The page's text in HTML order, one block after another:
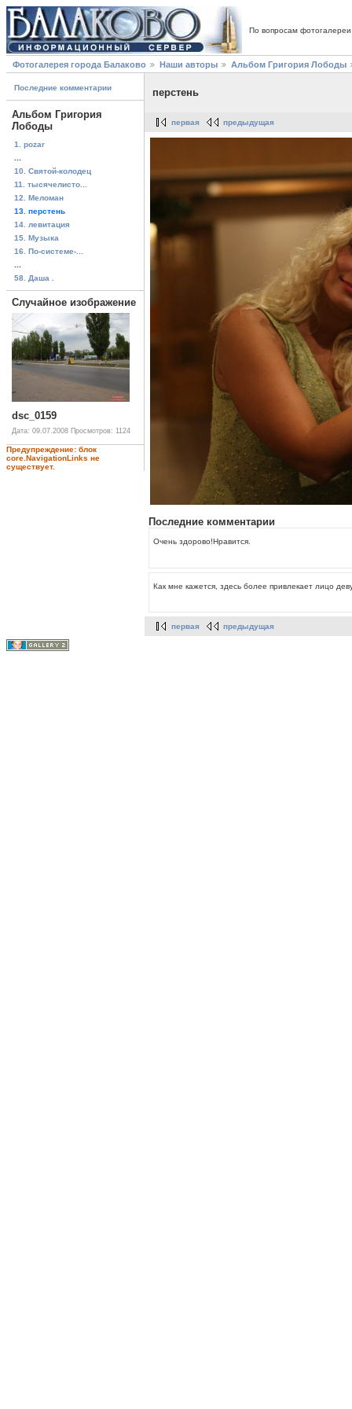
По вопросам
Фотогалерея города Балаково Наши авторы Альбом Григория Лободы
Последние комментарии
Альбом Григория
Лободы
1. pozar
10. Святой-колодец
11. тысячелисто...
12. Меломан
13. перстень
14. левитация
15. Музыка
16. По-системе-...
58. Даша .
Случайное изображение
dsc_0159
Дата: 09.07.2008 Просмотров: 1124
Предупреждение: блок
core.NavigationLinks не
существует.
перстень
первая предыдущая
Последние комментарии
Очень здорово!Нравится.
Как мне кажется, здесь более привлекает лицо
первая предыдущая